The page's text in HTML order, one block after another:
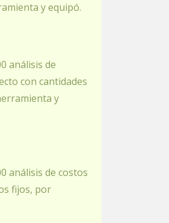
y equipó.
análisis de
con cantidades
y
análisis de costos
fijos, por